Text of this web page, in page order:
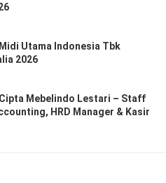
Utama Indonesia Tbk
2026
Mebelindo Lestari – Staff
HRD Manager & Kasir